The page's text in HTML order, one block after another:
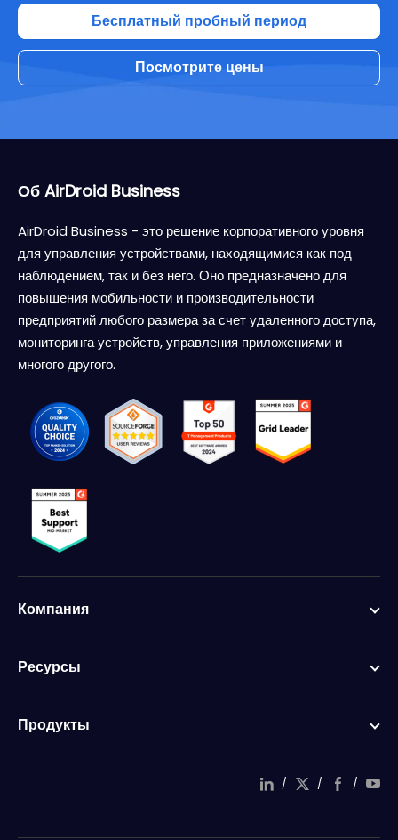
Бесплатный пробный период
Посмотрите цены
Об AirDroid Business
AirDroid Business - это решение корпоративного уровня
для управления устройствами, находящимися как под
наблюдением, так и без него. Оно предназначено для
повышения мобильности и производительности
предприятий любого размера за счет удаленного доступа,
мониторинга устройств, управления приложениями и
многого другого.
Компания
Ресурсы
Продукты
/ / /